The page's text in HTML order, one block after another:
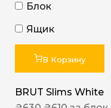
Блок
Ящик
В Корзину
BRUT Slims White